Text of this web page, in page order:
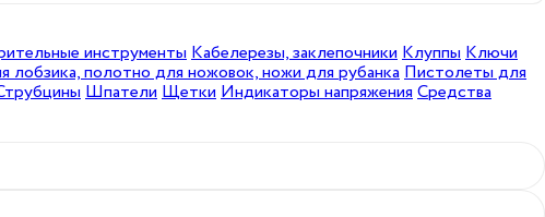
инструментыКабелерезы, заклепочникиКлуппыКлючи
лобзика, полотно для ножовок, ножи для рубанкаПистолеты для
ШпателиЩеткиИндикаторы напряженияСредства